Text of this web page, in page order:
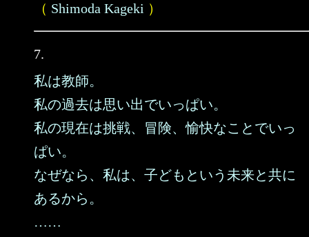
（ Shimoda Kageki ）
7.
私は教師。
私の過去は思い出でいっぱい。
私の現在は挑戦、冒険、愉快なことでいっ
ぱい。
なぜなら、私は、子どもという未来と共に
あるから。
……